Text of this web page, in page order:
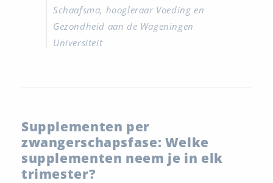
Schaafsma, hoogleraar Voeding en
Gezondheid aan de Wageningen
Universiteit
Supplementen per
zwangerschapsfase: Welke
supplementen neem je in elk
trimester?